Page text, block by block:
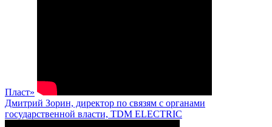
Пласт»
Дмитрий Зорин, директор по связям с органами
государственной власти, TDM ELECTRIC